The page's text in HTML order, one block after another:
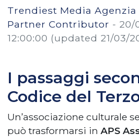
Trendiest Media
Partner Contributor - 20/
12:00:00 (updated 21/03/
I passaggi
Codice del
Un’associazione culturale
può trasformarsi in APS